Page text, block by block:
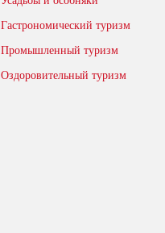
Гастрономический туризм
Промышленный туризм
Оздоровительный туризм